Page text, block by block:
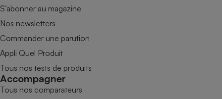
S’abonner au magazine
Nos newsletters
Commander une parution
Appli Quel Produit
Tous nos tests de produits
Accompagner
Tous nos comparateurs